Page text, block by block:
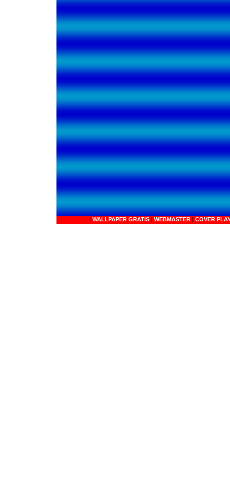
| WALLPAPER GRATIS | WEBMASTER | COVER